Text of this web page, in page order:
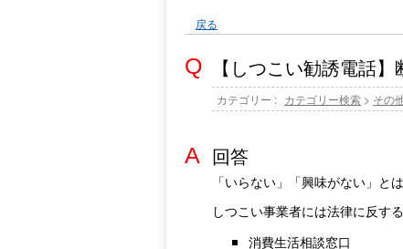
戻る
【しつこい勧誘電話
カテゴリー : カテゴリー検索 > その
回答
「いらない」「興味がない」
しつこい事業者には法律に反す
消費生活相談窓口